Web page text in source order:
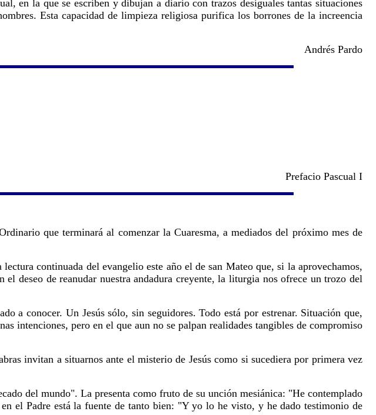
en la que se escriben y dibujan a diario con trazos desiguales tantas situaciones
Esta capacidad de limpieza religiosa purifica los borrones de la increencia
Andrés Pardo
Prefacio Pascual I
que terminará al comenzar la Cuaresma, a mediados del próximo mes de
continuada del evangelio este año el de san Mateo que, si la aprovechamos,
deseo de reanudar nuestra andadura creyente, la liturgia nos ofrece un trozo del
a conocer. Un Jesús sólo, sin seguidores. Todo está por estrenar. Situación que,
intenciones, pero en el que aun no se palpan realidades tangibles de compromiso
invitan a situarnos ante el misterio de Jesús como si sucediera por primera vez
del mundo". La presenta como fruto de su unción mesiánica: "He contemplado
el Padre está la fuente de tanto bien: "Y yo lo he visto, y he dado testimonio de